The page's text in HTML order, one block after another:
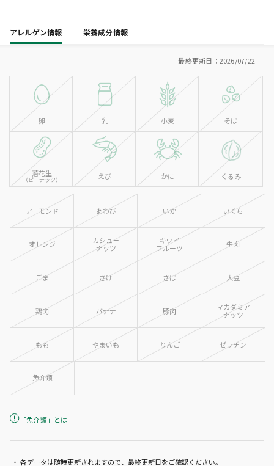
アレルゲン情報 栄養成分情報
最終更新日：2026/07/22
卵 乳 小麦 そば
落花生
（ピーナッツ） えび かに くるみ
アーモンド あわび いか いくら
オレンジ
カシュー
ナッツ
キウイ
フルーツ
牛肉
ごま さけ さば 大豆
鶏肉 バナナ 豚肉
マカダミア
ナッツ
もも やまいも りんご ゼラチン
魚介類
「魚介類」とは
各データは随時更新されますので、最終更新日をご確認ください。